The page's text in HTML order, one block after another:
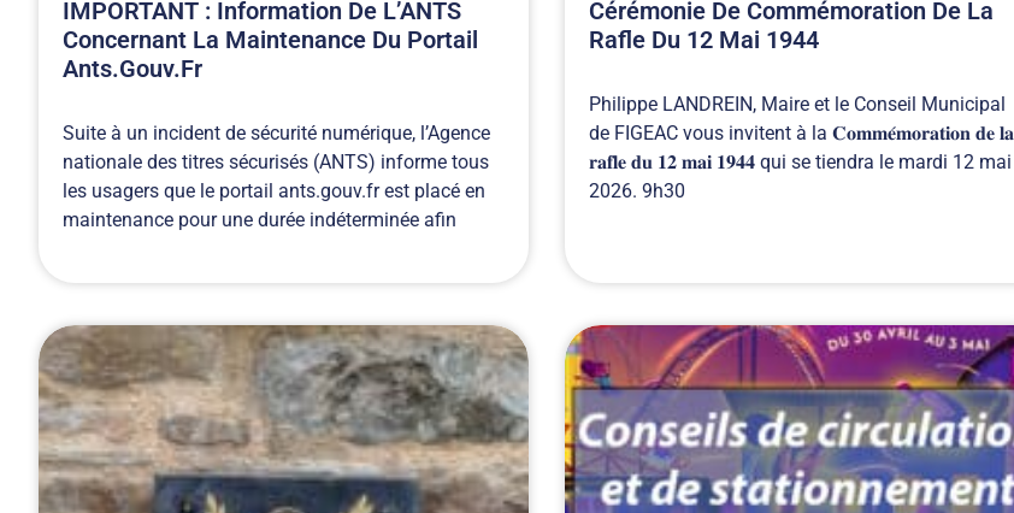
IMPORTANT : Information De L’ANTS
Concernant La Maintenance Du Portail
Ants.gouv.fr
Suite à un incident de sécurité numérique, l’Agence
nationale des titres sécurisés (ANTS) informe tous
les usagers que le portail ants.gouv.fr est placé en
maintenance pour une durée indéterminée afin
Cérémonie De Commémoration De La
Rafle Du 12 Mai 1944
Philippe LANDREIN, Maire et le Conseil Municipal
de FIGEAC vous invitent à la 𝐂𝐨𝐦𝐦𝐞́𝐦𝐨𝐫𝐚𝐭𝐢𝐨𝐧 𝐝𝐞 𝐥𝐚
𝐫𝐚𝐟𝐥𝐞 𝐝𝐮 𝟏𝟐 𝐦𝐚𝐢 𝟏𝟗𝟒𝟒 qui se tiendra le mardi 12 mai
2026. 9h30